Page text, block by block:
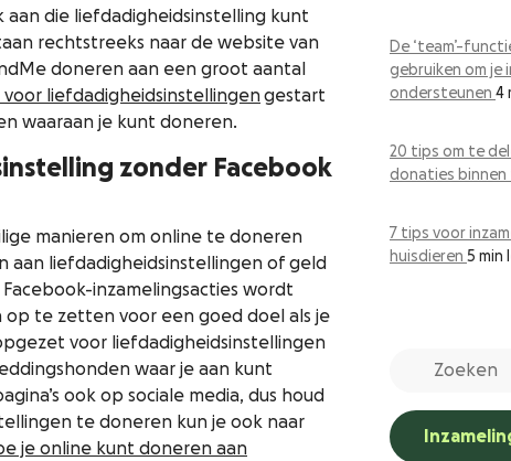
aan die liefdadigheidsinstelling kunt
rechtstreeks naar de website van
doneren aan een groot aantal
voor liefdadigheidsinstellingengestart
waaraan je kunt doneren.
zonder Facebook
manieren om online te doneren
aan liefdadigheidsinstellingen of geld
inzamelingsacties wordt
op te zetten voor een goed doel als je
voor liefdadigheidsinstellingen
waar je aan kunt
ook op sociale media, dus houd
te doneren kun je ook naar
je online kunt doneren aan
De ‘team’-
gebruiken om je
ondersteunen 4
20 tips om te
donaties binnen
7 tips voor
huisdieren 5 min